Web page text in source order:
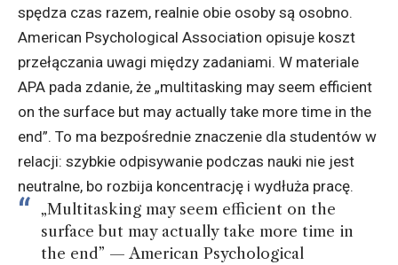
spędza czas razem, realnie obie osoby są osobno.
American Psychological Association opisuje koszt
przełączania uwagi między zadaniami. W materiale
APA pada zdanie, że „multitasking may seem efficient
on the surface but may actually take more time in the
end”. To ma bezpośrednie znaczenie dla studentów w
relacji: szybkie odpisywanie podczas nauki nie jest
neutralne, bo rozbija koncentrację i wydłuża pracę.
„Multitasking may seem efficient on the
surface but may actually take more time in
the end” — American Psychological